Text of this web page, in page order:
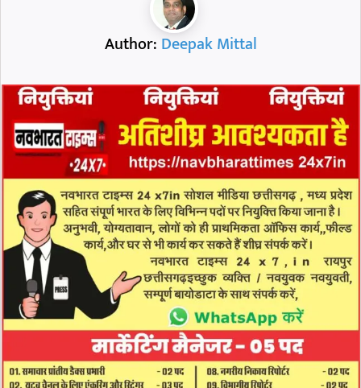
Author: Deepak Mittal